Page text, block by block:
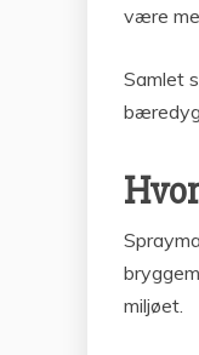
være
Samlet
miljøet.